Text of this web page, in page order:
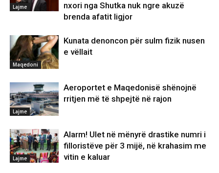
Lajme
nxori nga Shutka nuk ngre akuzë
brenda afatit ligjor
Maqedoni
Kunata denoncon për sulm fizik nusen
e vëllait
Lajme
Aeroportet e Maqedonisë shënojnë
rritjen më të shpejtë në rajon
Lajme
Alarm! Ulet në mënyrë drastike numri i
filloristëve për 3 mijë, në krahasim me
vitin e kaluar